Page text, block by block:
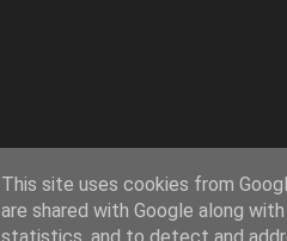
This site uses cookies from
are shared with Google along